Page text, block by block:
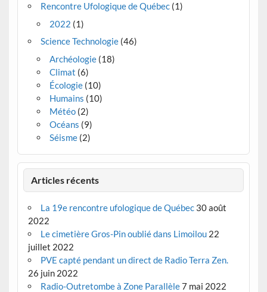
Rencontre Ufologique de Québec(1)
2022 (1)
Science Technologie(46)
Archéologie(18)
Climat (6)
Écologie(10)
Humains (10)
Météo(2)
Océans (9)
Séisme(2)
Articles récents
La 19e rencontre ufologique de Québec 30 août
2022
Le cimetière Gros-Pin oublié dans Limoilou 22
juillet 2022
PVE capté pendant un direct de Radio Terra Zen.
26 juin 2022
Radio-Outretombe à Zone Parallèle7 mai 2022